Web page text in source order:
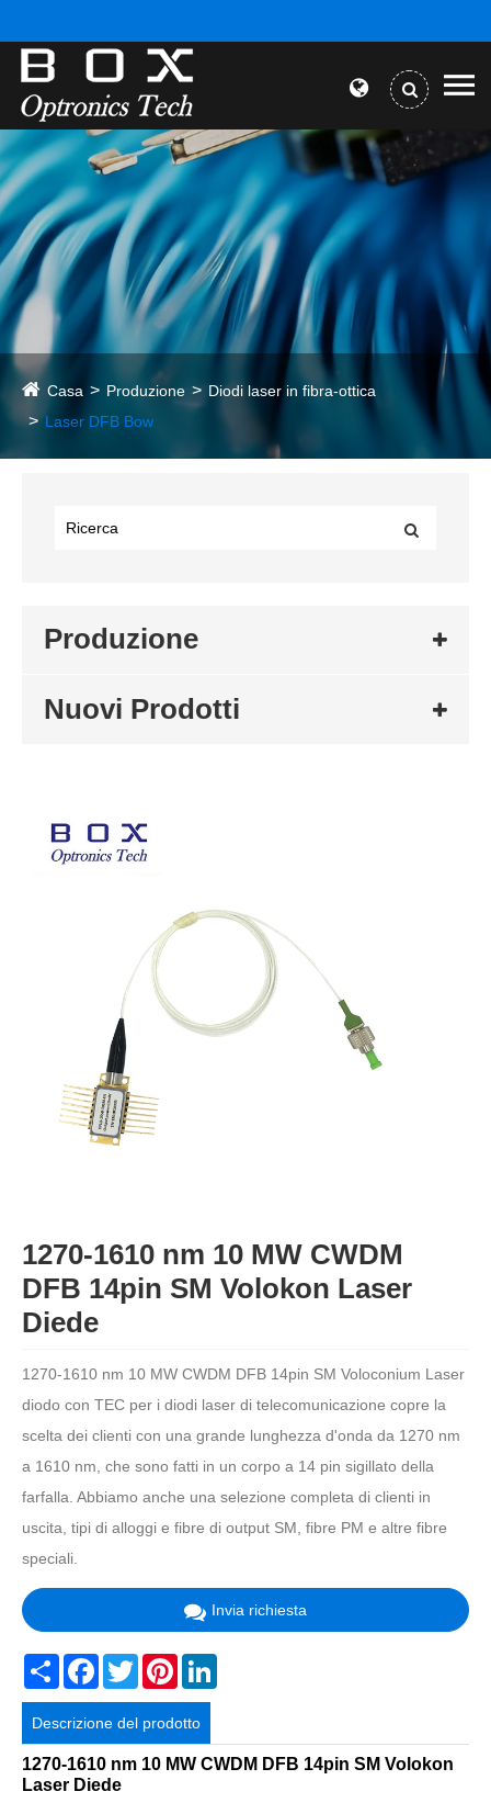
Casa Produzione
Diodi laser in fibra-ottica
Laser DFB Bow
Produzione
Nuovi Prodotti
1270-1610 nm 10 MW CWDM
DFB 14pin SM Volokon Laser
Diede
1270-1610 nm 10 MW CWDM DFB 14pin SM Voloconium Laser
diodo con TEC per i diodi laser di telecomunicazione copre la
scelta dei clienti con una grande lunghezza d'onda da 1270 nm
a 1610 nm, che sono fatti in un corpo a 14 pin sigillato della
farfalla. Abbiamo anche una selezione completa di clienti in
uscita, tipi di alloggi e fibre di output SM, fibre PM e altre fibre
speciali.
Invia richiesta
Share Facebook
TwitterPinterest
Descrizione del prodotto
1270-1610 nm 10 MW CWDM DFB 14pin SM Volokon
Laser Diede